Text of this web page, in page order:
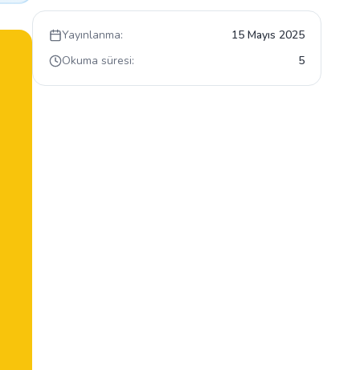
Yayınlanma:
15 Mayıs 2025
Okuma süresi:
5